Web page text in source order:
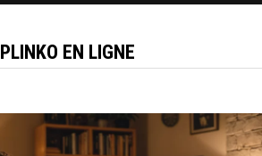
PLINKO EN LIGNE